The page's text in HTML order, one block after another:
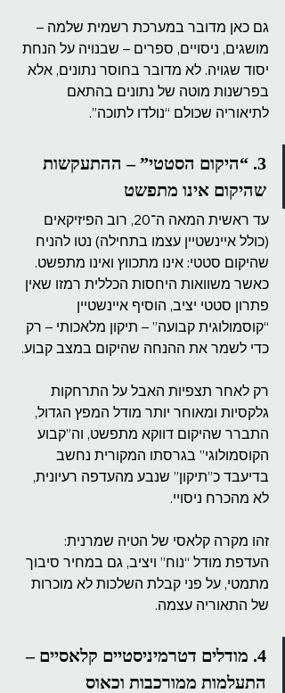
גם כאן מדובר במערכת רשמית שלמה –
מושגים, ניסויים, ספרים – שבנויה על הנחת
יסוד שגויה. לא מדובר בחוסר נתונים, אלא
בפרשנות מוטה של נתונים בהתאם
לתיאוריה שכולם “נולדו לתוכה”.
3. “היקום הסטטי” – ההתעקשות
שהיקום אינו מתפשט
עד ראשית המאה ה־20, רוב הפיזיקאים
(כולל איינשטיין עצמו בתחילה) נטו להניח
שהיקום סטטי: אינו מתכווץ ואינו מתפשט.
כאשר משוואות היחסות הכללית רמזו שאין
פתרון סטטי יציב, הוסיף איינשטיין
“קוסמולוגית קבועה” – תיקון מלאכותי – רק
כדי לשמר את ההנחה שהיקום במצב קבוע.
רק לאחר תצפיות האבל על התרחקות
גלקסיות ומאוחר יותר מודל המפץ הגדול,
התברר שהיקום דווקא מתפשט, וה”קבוע
הקוסמולוגי” בגרסתו המקורית נחשב
בדיעבד כ”תיקון” שנבע מהעדפה רעיונית,
לא מהכרח ניסויי.
זהו מקרה קלאסי של הטיה שמרנית:
העדפת מודל “נוח” ויציב, גם במחיר סיבוך
מתמטי, על פני קבלת השלכות לא מוכרות
של התאוריה עצמה.
4. מודלים דטרמיניסטיים קלאסיים –
התעלמות ממורכבות וכאוס